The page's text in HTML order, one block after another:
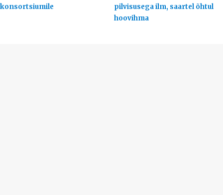
konsortsiumile
pilvisusega ilm, saartel õhtul
hoovihma